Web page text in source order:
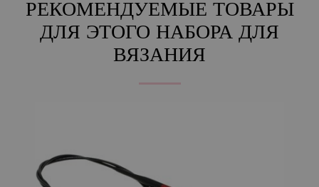
РЕКОМЕНДУЕМЫЕ ТОВАРЫ
ДЛЯ ЭТОГО НАБОРА ДЛЯ
ВЯЗАНИЯ